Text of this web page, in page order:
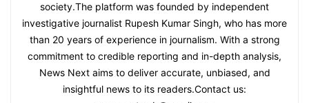
society.The platform was founded by independent
investigative journalist Rupesh Kumar Singh, who has more
than 20 years of experience in journalism. With a strong
commitment to credible reporting and in-depth analysis,
News Next aims to deliver accurate, unbiased, and
insightful news to its readers.Contact us: